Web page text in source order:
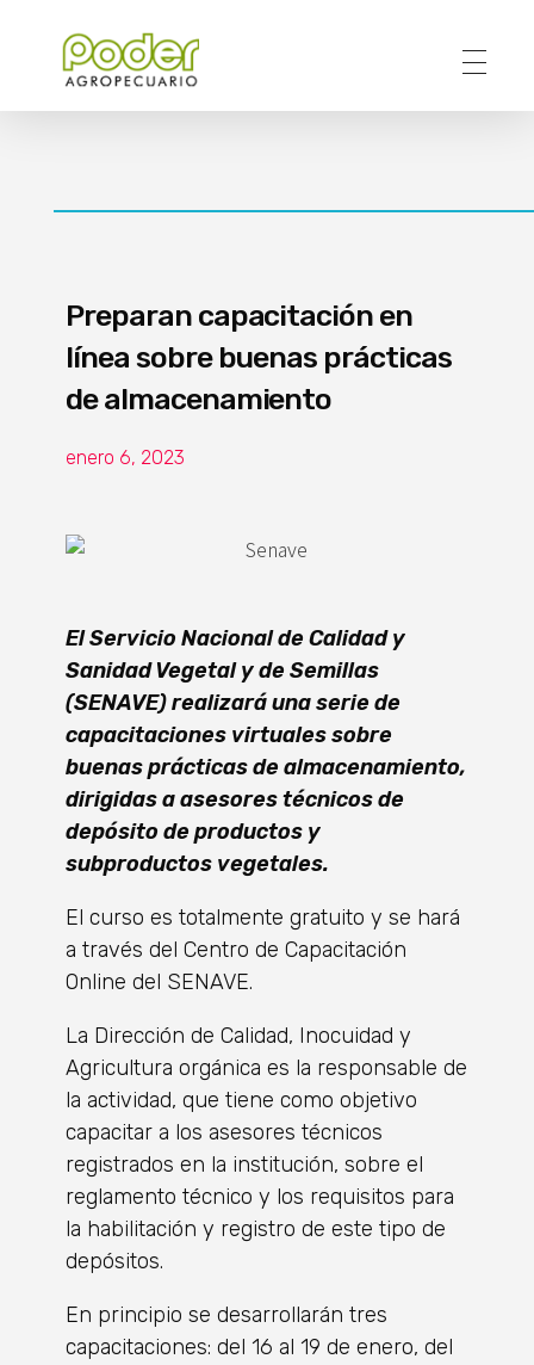
Preparan capacitación en
línea sobre buenas prácticas
de almacenamiento
enero 6, 2023
El Servicio Nacional de Calidad y
Sanidad Vegetal y de Semillas
(SENAVE) realizará una serie de
capacitaciones virtuales sobre
buenas prácticas de almacenamiento,
dirigidas a asesores técnicos de
depósito de productos y
subproductos vegetales.
El curso es totalmente gratuito y se hará
a través del Centro de Capacitación
Online del SENAVE.
La Dirección de Calidad, Inocuidad y
Agricultura orgánica es la responsable de
la actividad, que tiene como objetivo
capacitar a los asesores técnicos
registrados en la institución, sobre el
reglamento técnico y los requisitos para
la habilitación y registro de este tipo de
depósitos.
En principio se desarrollarán tres
capacitaciones: del 16 al 19 de enero, del